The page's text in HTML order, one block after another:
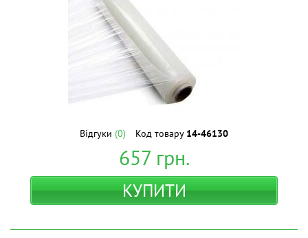
Відгуки (0) Код товару 14-46130
657грн.
КУПИТИ